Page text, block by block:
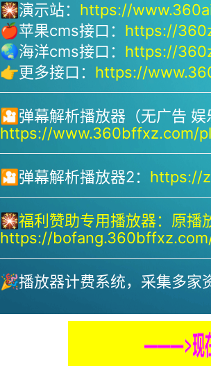
🎇演示站： https://
🍎苹果cms接口： https://
🌏海洋cms接口： https://
👉更多接口： https://
🎦弹幕解析播放器（无广告 娱
https://www.360bffxz.com/
🎦弹幕解析播放器2： https://
🎇福利赞助专用播放器： 原播
https://
🎉播放器计费系统，采集多家